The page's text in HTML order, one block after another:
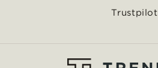
Trustpilot